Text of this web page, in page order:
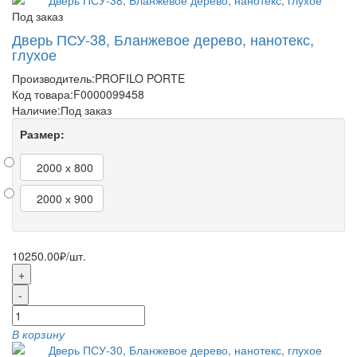
Под заказ
Дверь ПСУ-38, Бланжевое дерево, нанотекс,
глухое
Производитель:PROFILO PORTE
Код товара:F0000099458
Наличие:Под заказ
Размер:
2000 х 800
2000 х 900
10250.00₽/шт.
+
-
В корзину